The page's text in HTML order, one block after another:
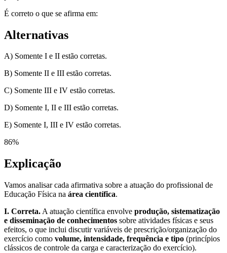
É correto o que se afirma em:
Alternativas
A) Somente I e II estão corretas.
B) Somente II e III estão corretas.
C) Somente III e IV estão corretas.
D) Somente I, II e III estão corretas.
E) Somente I, III e IV estão corretas.
86%
Explicação
Vamos analisar cada afirmativa sobre a atuação do profissional de
Educação Física na área científica.
I. Correta. A atuação científica envolve produção, sistematização
e disseminação de conhecimentos sobre atividades físicas e seus
efeitos, o que inclui discutir variáveis de prescrição/organização do
exercício como volume, intensidade, frequência e tipo (princípios
clássicos de controle da carga e caracterização do exercício).